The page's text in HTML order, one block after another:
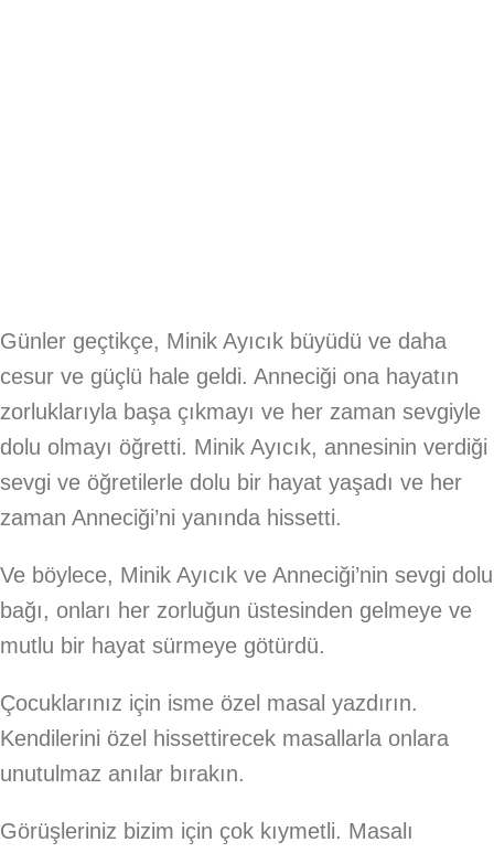
Günler geçtikçe, Minik Ayıcık büyüdü ve daha
cesur ve güçlü hale geldi. Anneciği ona hayatın
zorluklarıyla başa çıkmayı ve her zaman sevgiyle
dolu olmayı öğretti. Minik Ayıcık, annesinin verdiği
sevgi ve öğretilerle dolu bir hayat yaşadı ve her
zaman Anneciği’ni yanında hissetti.
Ve böylece, Minik Ayıcık ve Anneciği’nin sevgi dolu
bağı, onları her zorluğun üstesinden gelmeye ve
mutlu bir hayat sürmeye götürdü.
Çocuklarınız için isme özel masal yazdırın.
Kendilerini özel hissettirecek masallarla onlara
unutulmaz anılar bırakın.
Görüşleriniz bizim için çok kıymetli. Masalı